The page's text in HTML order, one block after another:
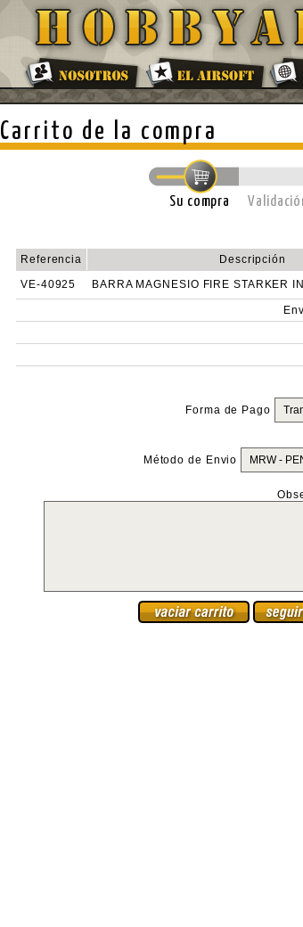
Carrito de la compra
Su compra
Referencia Descripción
VE-40925
BARRA MAGNESIO FIRE STARKER
Forma de Pago
Método de Envio